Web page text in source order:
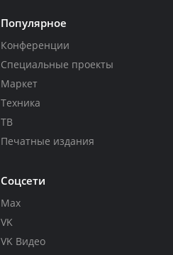
Популярное
Конференции
Специальные проекты
Маркет
Техника
ТВ
Печатные издания
Соцсети
Max
VK
VK Видео